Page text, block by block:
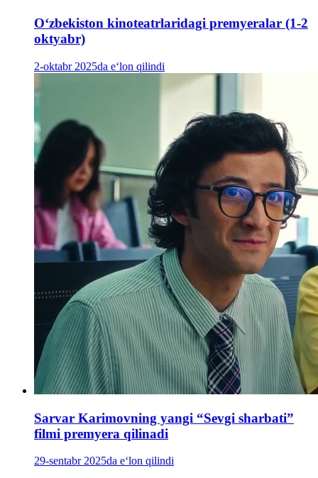
Oʻzbekiston kinoteatrlaridagi premyeralar (1-2
oktyabr)
2-oktabr 2025da e‘lon qilindi
Sarvar Karimovning yangi “Sevgi sharbati”
filmi premyera qilinadi
29-sentabr 2025da e‘lon qilindi